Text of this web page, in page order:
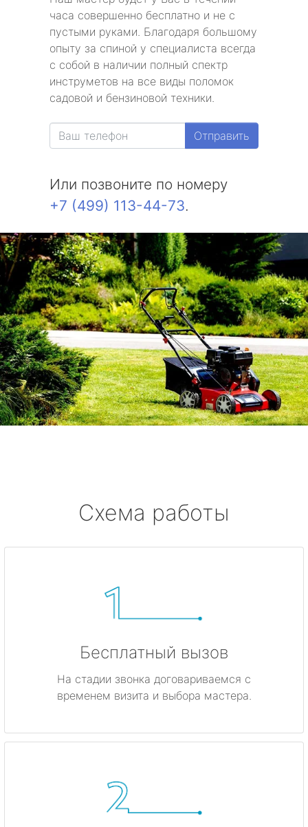
часа совершенно бесплатно и не с
пустыми руками. Благодаря большому
опыту за спиной у специалиста всегда
с собой в наличии полный спектр
инструметов на все виды поломок
садовой и бензиновой техники.
Отправить
Или позвоните по номеру
+7 (499) 113-44-73.
Схема работы
Бесплатный вызов
На стадии звонка договариваемся с
временем визита и выбора мастера.